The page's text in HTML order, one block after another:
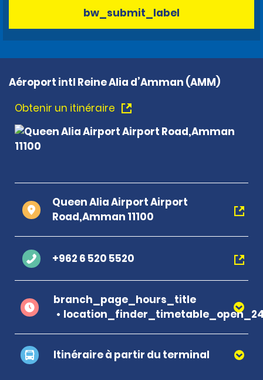
bw_submit_label
Aéroport intl Reine Alia d’Amman (AMM)
Obtenir un itinéraire
Queen Alia Airport Airport
Road,Amman 11100
+962 6 520 5520
branch_page_hours_title
Itinéraire à partir du terminal